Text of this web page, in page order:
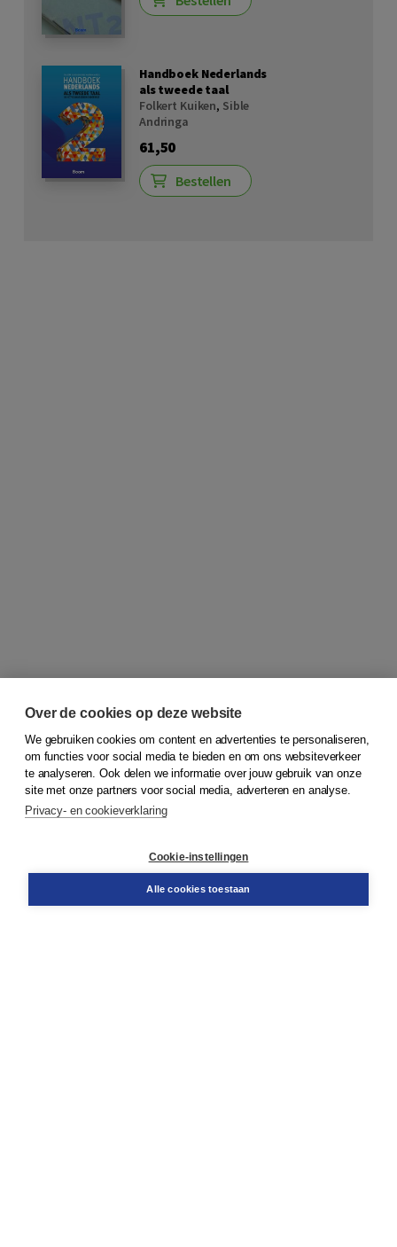
Handboek Nederlands
als tweede taal
Folkert Kuiken, Sible
Andringa
61,50
Bestellen
© 2026Koninklijke Boom uitgevers
Bestellen
Over de cookies op deze website
We gebruiken cookies om content en advertenties te personaliseren,
om functies voor social media te bieden en om ons websiteverkeer
te analyseren. Ook delen we informatie over jouw gebruik van onze
site met onze partners voor social media, adverteren en analyse.
Privacy- en cookieverklaring
Cookie-instellingen
Alle cookies toestaan